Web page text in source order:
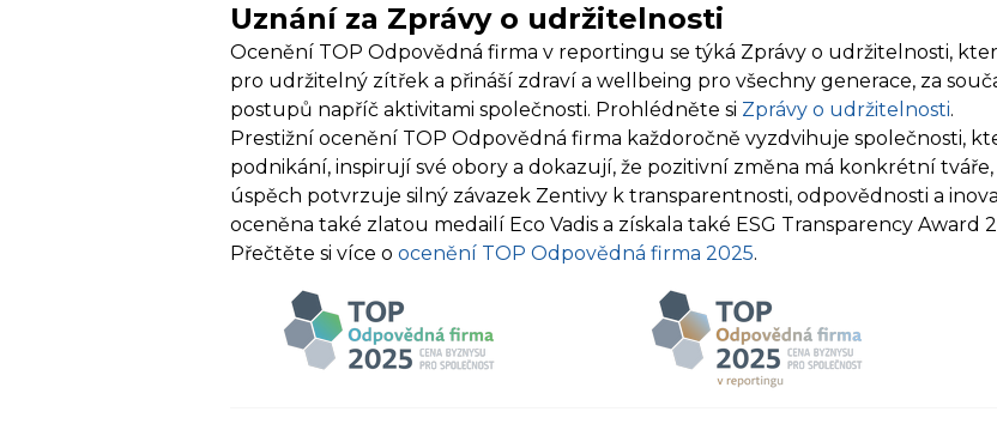
Uznání za Zprávy o udržitelnosti
Ocenění TOP Odpovědná firma v reportingu se týká Zprávy o udržitelnosti,
pro udržitelný zítřek a přináší zdraví a wellbeing pro všechny generace, za
postupů napříč aktivitami společnosti. Prohlédněte si Zprávy o udržitelnosti.
Prestižní ocenění TOP Odpovědná firma každoročně vyzdvihuje společnosti,
podnikání, inspirují své obory a dokazují, že pozitivní změna má konkrétní
úspěch potvrzuje silný závazek Zentivy k transparentnosti, odpovědnosti a
oceněna také zlatou medailí Eco Vadis a získala také ESG Transparency Award
Přečtěte si více o ocenění TOP Odpovědná firma 2025.